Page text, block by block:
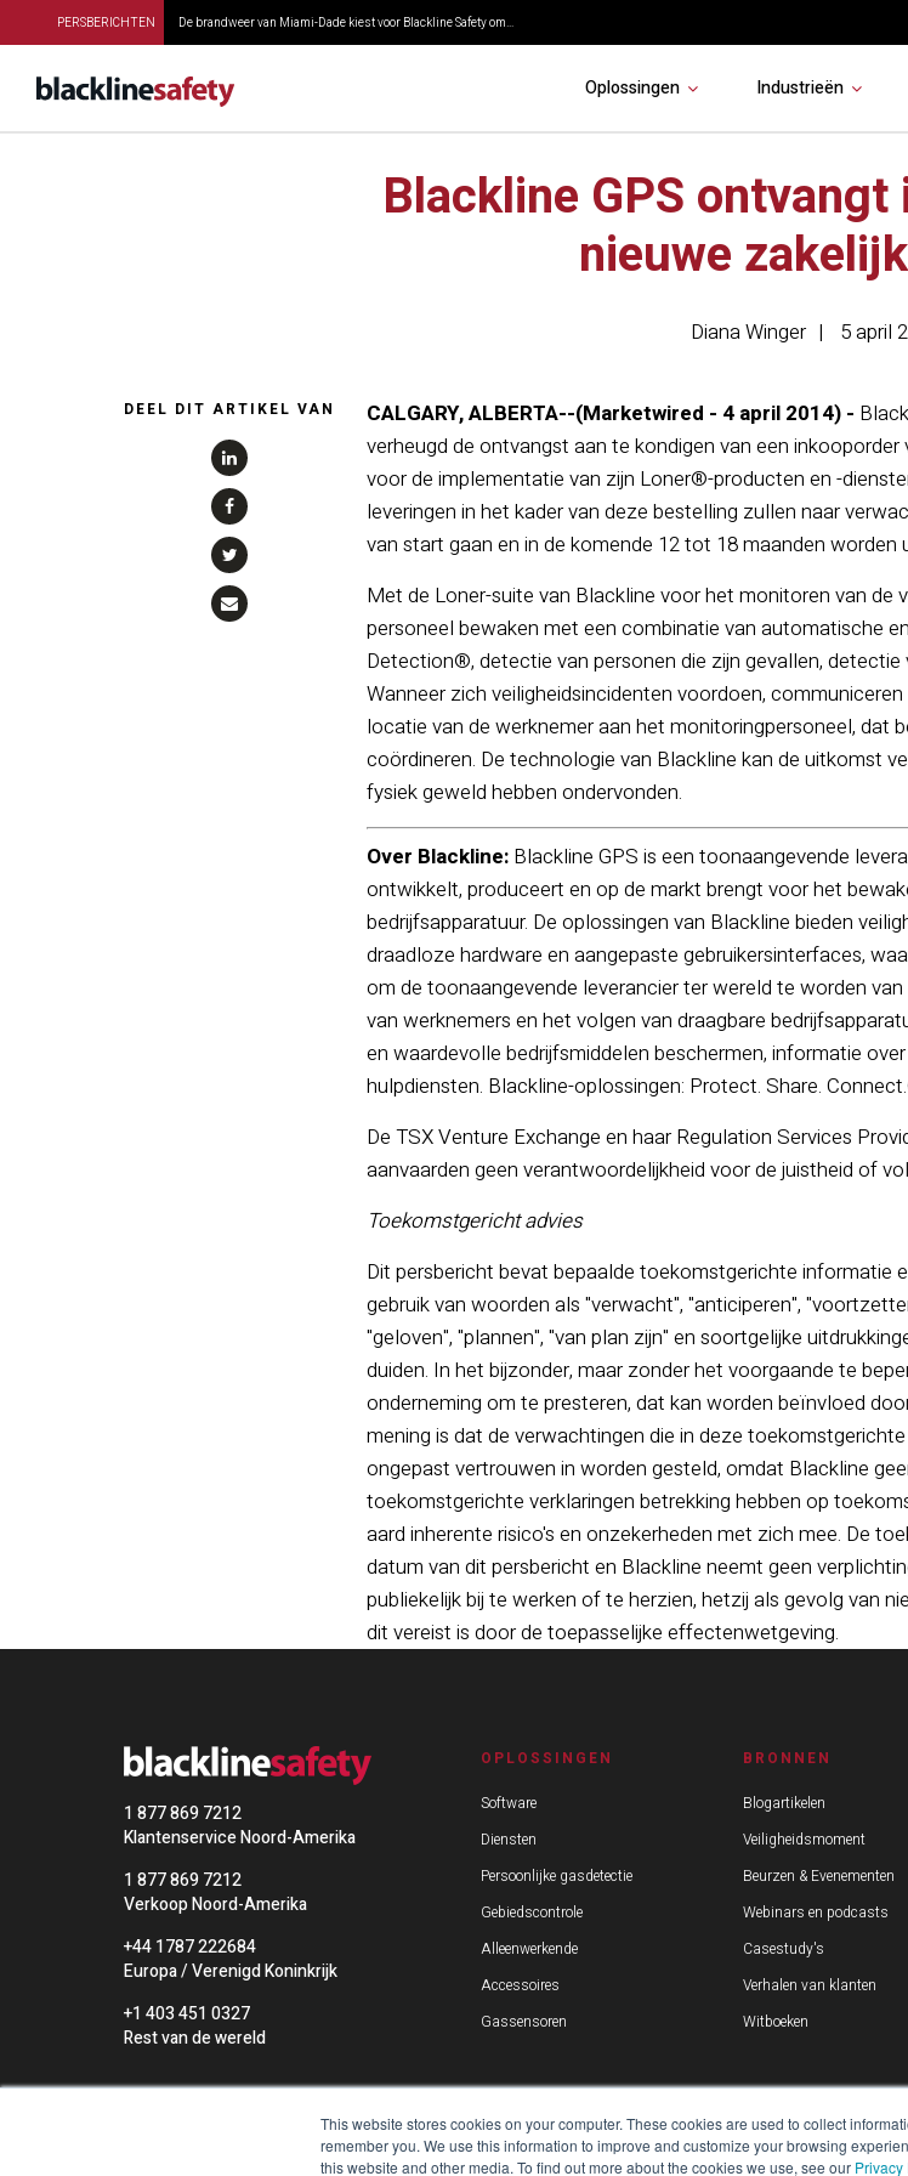
This website stores cookies on your computer. These cookies are used to collect
remember you. We use this information to improve and customize your browsing
this website and other media. To find out more about the cookies we use, see our Privacy
PERSBERICHTEN De brandweer van Miami-Dade kiest voor Blackline Safety om...
Oplossingen Industrieën
Blackline GPS
nieuwe
Diana Winger 5 april
DEEL DIT ARTIKEL VAN CALGARY, ALBERTA--(Marketwired - 4 april 2014) -
verheugd de ontvangst aan te kondigen van een
voor de implementatie van zijn Loner®-producten en -
leveringen in het kader van deze bestelling zullen naar
van start gaan en in de komende 12 tot 18 maanden
Met de Loner-suite van Blackline voor het monitoren van de
personeel bewaken met een combinatie van automatische
Detection®, detectie van personen die zijn gevallen,
Wanneer zich veiligheidsincidenten voordoen,
locatie van de werknemer aan het monitoringpersoneel, dat
coördineren. De technologie van Blackline kan de uitkomst
fysiek geweld hebben ondervonden.
Over Blackline: Blackline GPS is een toonaangevende
ontwikkelt, produceert en op de markt brengt voor het
bedrijfsapparatuur. De oplossingen van Blackline bieden
draadloze hardware en aangepaste gebruikersinterfaces,
om de toonaangevende leverancier ter wereld te worden
van werknemers en het volgen van draagbare
en waardevolle bedrijfsmiddelen beschermen, informatie
hulpdiensten. Blackline-oplossingen: Protect. Share.
De TSX Venture Exchange en haar Regulation Services
aanvaarden geen verantwoordelijkheid voor de juistheid of
Toekomstgericht advies
Dit persbericht bevat bepaalde toekomstgerichte informatie
gebruik van woorden als "verwacht", "anticiperen",
"geloven", "plannen", "van plan zijn" en soortgelijke
duiden. In het bijzonder, maar zonder het voorgaande te
onderneming om te presteren, dat kan worden beïnvloed
mening is dat de verwachtingen die in deze
ongepast vertrouwen in worden gesteld, omdat Blackline
toekomstgerichte verklaringen betrekking hebben op
aard inherente risico's en onzekerheden met zich mee. De
datum van dit persbericht en Blackline neemt geen
publiekelijk bij te werken of te herzien, hetzij als gevolg van
dit vereist is door de toepasselijke effectenwetgeving.
1 877 869 7212
Klantenservice Noord-Amerika
1 877 869 7212
Verkoop Noord-Amerika
+44 1787 222684
Europa / Verenigd Koninkrijk
+1 403 451 0327
Rest van de wereld
OPLOSSINGEN
Software
Diensten
Persoonlijke gasdetectie
Gebiedscontrole
Alleenwerkende
Accessoires
Gassensoren
BRONNEN
Blogartikelen
Veiligheidsmoment
Beurzen & Evenementen
Webinars en podcasts
Casestudy's
Verhalen van klanten
Witboeken